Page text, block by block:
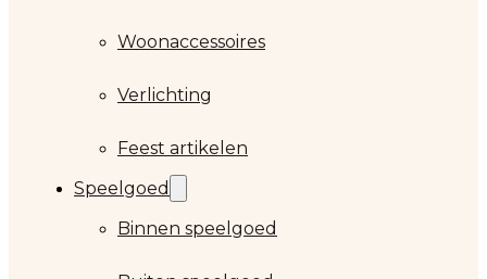
Woonaccessoires
Verlichting
Feest artikelen
Speelgoed
Binnen speelgoed